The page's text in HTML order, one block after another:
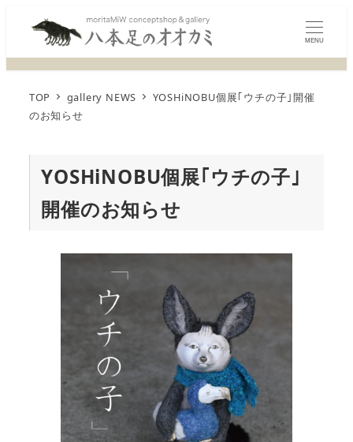
MENU
TOP gallery NEWS
YOSHiNOBU個展｢ウチの子｣開催
のお知らせ
YOSHiNOBU個展｢ウチの子｣
開催のお知らせ